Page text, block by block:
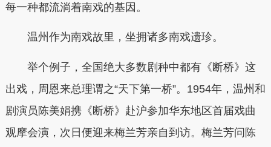
每一种都流淌着南戏的基因。
温州作为南戏故里，坐拥诸多南戏遗珍。
举个例子，全国绝大多数剧种中都有《断桥》这
出戏，周恩来总理谓之“天下第一桥”。1954年，温州和
剧演员陈美娟携《断桥》赴沪参加华东地区首届戏曲
观摩会演，次日便迎来梅兰芳亲自到访。梅兰芳问陈